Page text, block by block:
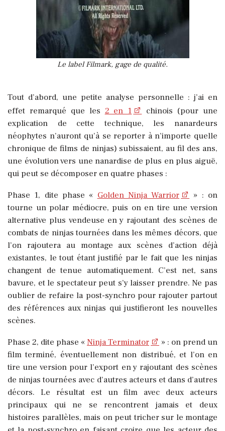
Le label Filmark, gage de qualité.
Tout d’abord, une petite analyse personnelle : j’ai en
effet remarqué que les 2 en 1
chinois (pour une
explication de cette technique, les nanardeurs
néophytes n’auront qu’à se reporter à n’importe quelle
chronique de films de ninjas) subissaient, au fil des ans,
une évolution vers une nanardise de plus en plus aiguë,
qui peut se décomposer en quatre phases :
Phase 1, dite phase « Golden Ninja Warrior
» : on
tourne un polar médiocre, puis on en tire une version
alternative plus vendeuse en y rajoutant des scènes de
combats de ninjas tournées dans les mêmes décors, que
l’on rajoutera au montage aux scènes d’action déjà
existantes, le tout étant justifié par le fait que les ninjas
changent de tenue automatiquement. C’est net, sans
bavure, et le spectateur peut s’y laisser prendre. Ne pas
oublier de refaire la post-synchro pour rajouter partout
des références aux ninjas qui justifieront les nouvelles
scènes.
Phase 2, dite phase «Ninja Terminator
» : on prend un
film terminé, éventuellement non distribué, et l’on en
tire une version pour l’export en y rajoutant des scènes
de ninjas tournées avec d’autres acteurs et dans d’autres
décors. Le résultat est un film avec deux acteurs
principaux qui ne se rencontrent jamais et deux
histoires parallèles, mais on peut tricher sur le montage